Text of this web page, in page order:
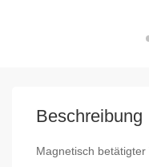
Beschreibung
Magnetisch